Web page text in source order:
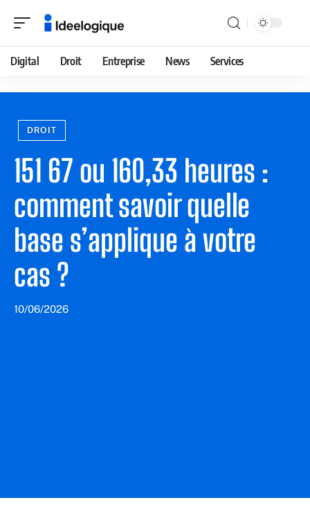
Digital Droit Entreprise News Services
DROIT
151 67 ou 160,33 heures :
comment savoir quelle
base s’applique à votre
cas ?
10/06/2026